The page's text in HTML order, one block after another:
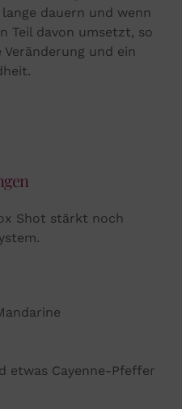
dauern und wenn
Teil davon umsetzt, so
und ein
Shot stärkt noch
etwas Cayenne-Pfeffer